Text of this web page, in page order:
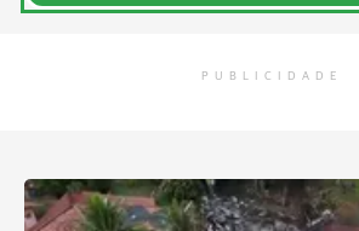
PUBLICIDADE